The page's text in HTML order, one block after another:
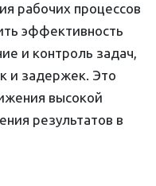
рабочих процессов
эффективность
и контроль задач,
и задержек. Это
высокой
результатов в